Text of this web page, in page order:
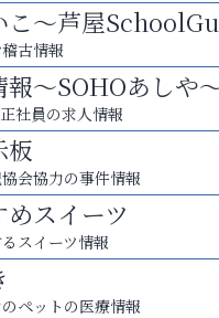
こ～芦屋
古情報
～SOHOあしや
社員の求人情報
板
会協力の事件情報
スイーツ
スイーツ情報
ペットの医療情報